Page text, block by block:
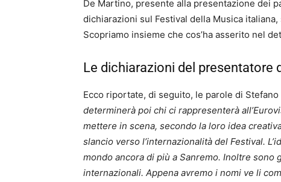
De Martino, presente alla presentazione dei
dichiarazioni sul Festival della Musica
Scopriamo insieme che cos’ha asserito nel
Le dichiarazioni del presentatore
Ecco riportate, di seguito, le parole di
determinerà poi chi ci rappresenterà
mettere in scena, secondo la loro idea
slancio verso l’internazionalità del Festival.
mondo ancora di più a Sanremo. Inoltre sono
internazionali. Appena avremo i nomi ve li